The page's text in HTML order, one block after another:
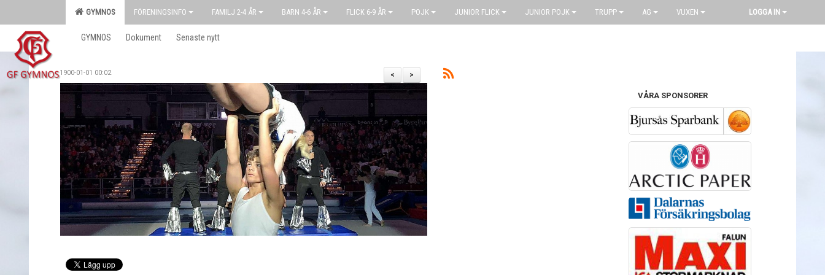
GYMNOS FÖRENINGSINFO FAMILJ 2-4 ÅR BARN 4-6 ÅR FLICK 6-9 ÅR POJK JUNIOR FLICK JUNIOR POJK TRUPP AG VUXEN LOGGA IN
GYMNOS Dokument Senaste nytt
>
<
1900-01-01 00:02
VÅRA SPONSORER